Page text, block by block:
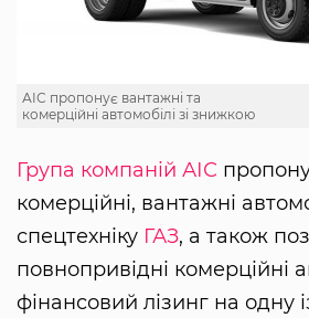
АІС пропонує вантажні та
комерційні автомобілі зі знижкою
Група компаній АІС
комерційні, вантажні
спецтехніку ГАЗ, а також
повнопривідні комерційні
фінансовий лізинг на одну